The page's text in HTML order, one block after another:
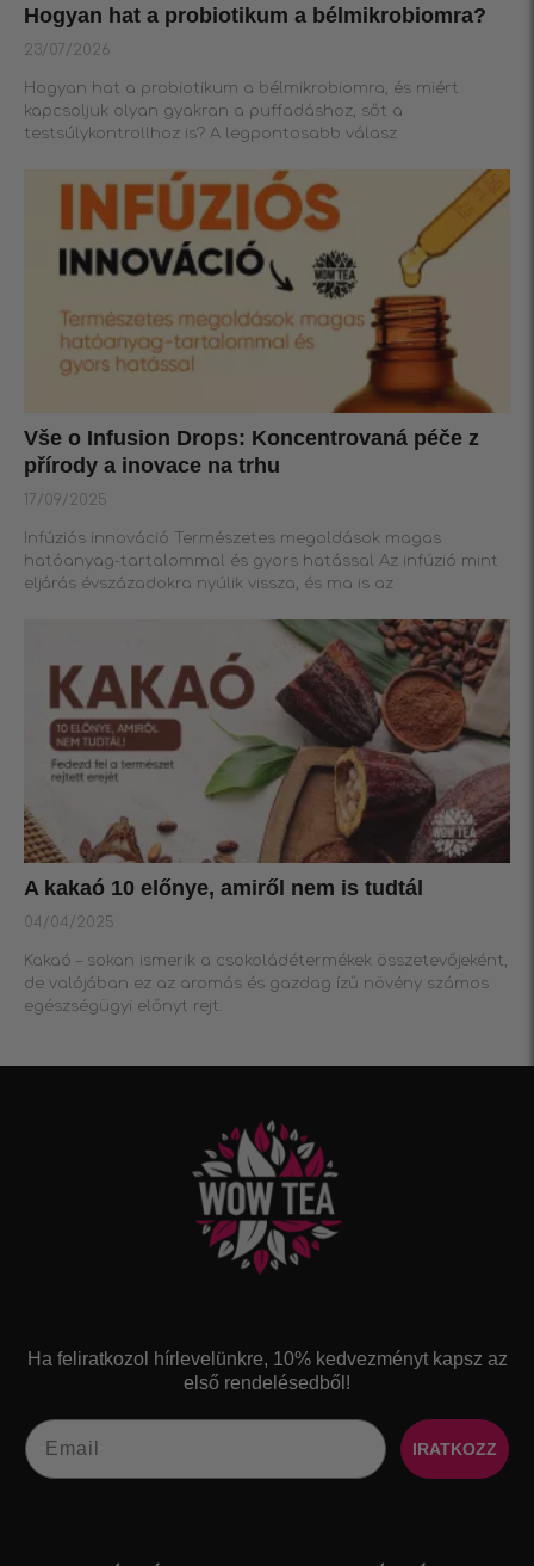
Hogyan hat a probiotikum a bélmikrobiomra?
23/07/2026
Hogyan hat a probiotikum a bélmikrobiomra, és miért
kapcsoljuk olyan gyakran a puffadáshoz, sőt a
testsúlykontrollhoz is? A legpontosabb válasz
Vše o Infusion Drops: Koncentrovaná péče z
přírody a inovace na trhu
17/09/2025
Infúziós innováció Természetes megoldások magas
hatóanyag-tartalommal és gyors hatással Az infúzió mint
eljárás évszázadokra nyúlik vissza, és ma is az
A kakaó 10 előnye, amiről nem is tudtál
04/04/2025
Kakaó – sokan ismerik a csokoládétermékek összetevőjeként,
de valójában ez az aromás és gazdag ízű növény számos
egészségügyi előnyt rejt.
Ha feliratkozol hírlevelünkre, 10% kedvezményt kapsz az
első rendelésedből!​
Email
IRATKOZZ